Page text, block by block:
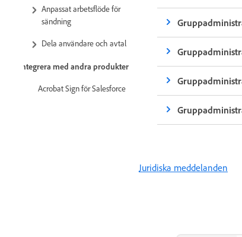
Anpassat arbetsflöde för
sändning
Dela användare och avtal
Integrera med andra produkter
Acrobat Sign för Salesforce
Juridiska meddelanden